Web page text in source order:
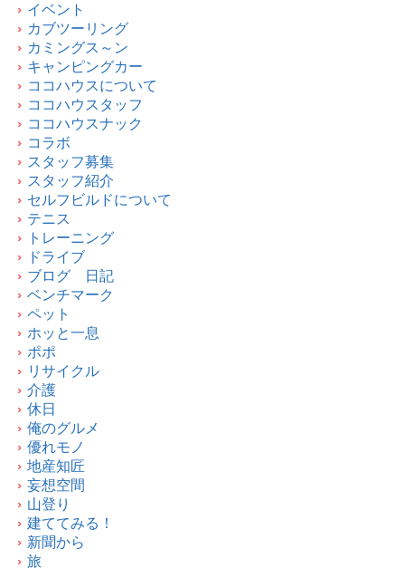
イベント
カブツーリング
カミングス～ン
キャンピングカー
ココハウスについて
ココハウスタッフ
ココハウスナック
コラボ
スタッフ募集
スタッフ紹介
セルフビルドについて
テニス
トレーニング
ドライブ
ブログ 日記
ベンチマーク
ペット
ホッと一息
ポポ
リサイクル
介護
休日
俺のグルメ
優れモノ
地産知匠
妄想空間
山登り
建ててみる！
新聞から
旅